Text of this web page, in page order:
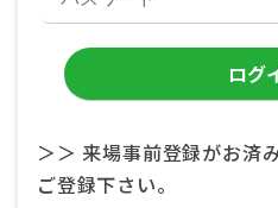
＞＞ 来場事前登録がお済
ご登録下さい。